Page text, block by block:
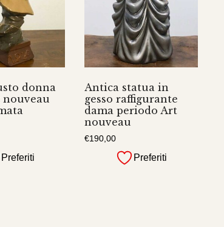
donna
nouveau
Preferiti
Antica statua in
gesso raffigurante
dama periodo Art
nouveau
€190,00
Preferiti